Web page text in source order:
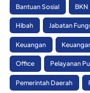
Bantuan Sosial BKN
Hibah Jabatan
Keuangan
Office Pelayanan
Pemerintah Daerah